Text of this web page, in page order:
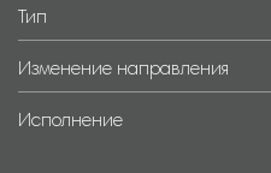
Тип
Изменение направления
Исполнение